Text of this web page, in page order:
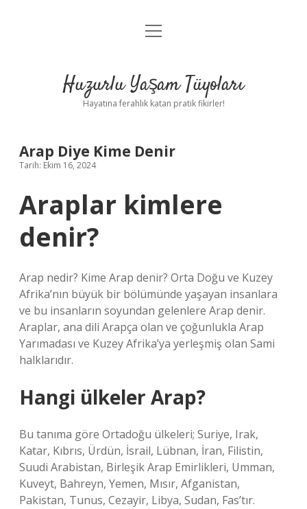
Anasayfa
Yasal Uyarı
menüyü
Huzurlu Yaşam Tüyoları
Hayatına ferahlık katan pratik fikirler!
Arap Diye Kime Denir
Tarih: Ekim 16, 2024
Araplar kimlere
denir?
Arap nedir? Kime Arap denir? Orta Doğu ve Kuzey
Afrika’nın büyük bir bölümünde yaşayan insanlara
ve bu insanların soyundan gelenlere Arap denir.
Araplar, ana dili Arapça olan ve çoğunlukla Arap
Yarımadası ve Kuzey Afrika’ya yerleşmiş olan Sami
halklarıdır.
Hangi ülkeler Arap?
Bu tanıma göre Ortadoğu ülkeleri; Suriye, Irak,
Katar, Kıbrıs, Ürdün, İsrail, Lübnan, İran, Filistin,
Suudi Arabistan, Birleşik Arap Emirlikleri, Umman,
Kuveyt, Bahreyn, Yemen, Mısır, Afganistan,
Pakistan, Tunus, Cezayir, Libya, Sudan, Fas’tır.